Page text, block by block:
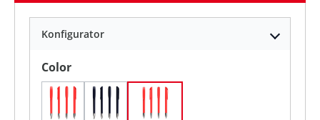
Konfigurator
Colorauswählen
Sanftes RotWeiches Marineblau
Weiches Schwarz